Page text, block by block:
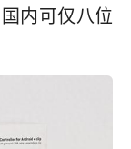
内可仅八位